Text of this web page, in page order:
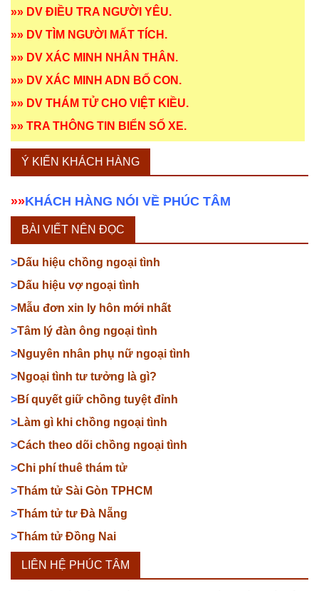
»» DV ĐIỀU TRA NGƯỜI YÊU.
»» DV TÌM NGƯỜI MẤT TÍCH .
»» DV XÁC MINH NHÂN THÂN .
»» DV XÁC MINH ADN BỐ CON .
»» DV THÁM TỬ CHO VIỆT KIỀU.
»» TRA THÔNG TIN BIỂN SỐ XE.
Ý KIẾN KHÁCH HÀNG
»»KHÁCH HÀNG NÓI VỀ PHÚC TÂM
BÀI VIẾT NÊN ĐỌC
>Dấu hiệu chồng ngoại tình
>Dấu hiệu vợ ngoại tình
>Mẫu đơn xin ly hôn mới nhất
>Tâm lý đàn ông ngoại tình
>Nguyên nhân phụ nữ ngoại tình
>Ngoại tình tư tưởng là gì?
>Bí quyết giữ chồng tuyệt đỉnh
>Làm gì khi chồng ngoại tình
>Cách theo dõi chồng ngoại tình
>Chi phí thuê thám tử
>Thám tử Sài Gòn TPHCM
>Thám tử tư Đà Nẵng
>Thám tử Đồng Nai
LIÊN HỆ PHÚC TÂM